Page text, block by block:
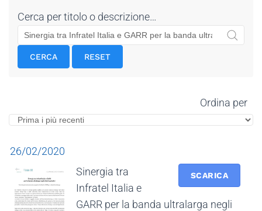
Cerca per titolo o descrizione…
CERCA RESET
Ordina per
26/02/2020
SCARICA
Sinergia tra
Infratel Italia e
GARR per la banda ultralarga negli